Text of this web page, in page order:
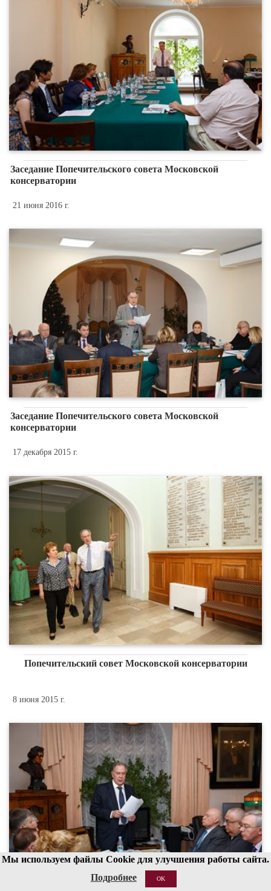
Заседание Попечительского совета Московской
консерватории
21 июня 2016 г.
Заседание Попечительского совета Московской
консерватории
17 декабря 2015 г.
Попечительский совет Московской консерватории
8 июня 2015 г.
Мы используем файлы Cookie для улучшения работы сайта.
Подробнее
OK